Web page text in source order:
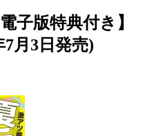
子版特典付き】
7月3日発売)